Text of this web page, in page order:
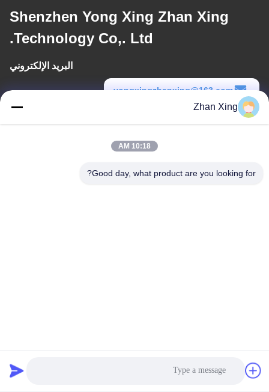
Shenzhen Yong Xing Zhan Xing
Technology Co,. Ltd.
البريد الإلكتروني
yongxingzhanxing@163.com
سياسة الخصوصية
Zhan Xing
10:18 AM
Good day, what product are you looking for?